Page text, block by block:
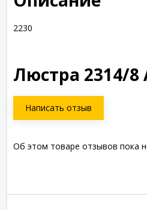
2230
Люстра 2314/8
Написать отзыв
Об этом товаре отзывов пока